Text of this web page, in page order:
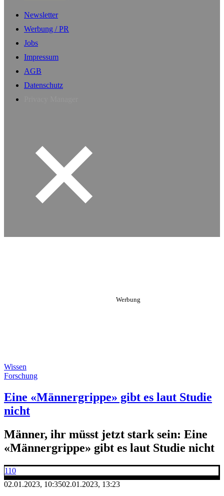
Newsletter
Werbung / PR
Jobs
Impressum
AGB
Datenschutz
Wissen
Forschung
Eine «Männergrippe» gibt es laut Studie
nicht
Männer, ihr müsst jetzt stark sein: Eine
«Männergrippe» gibt es laut Studie nicht
110
02.01.2023, 10:3502.01.2023, 13:23